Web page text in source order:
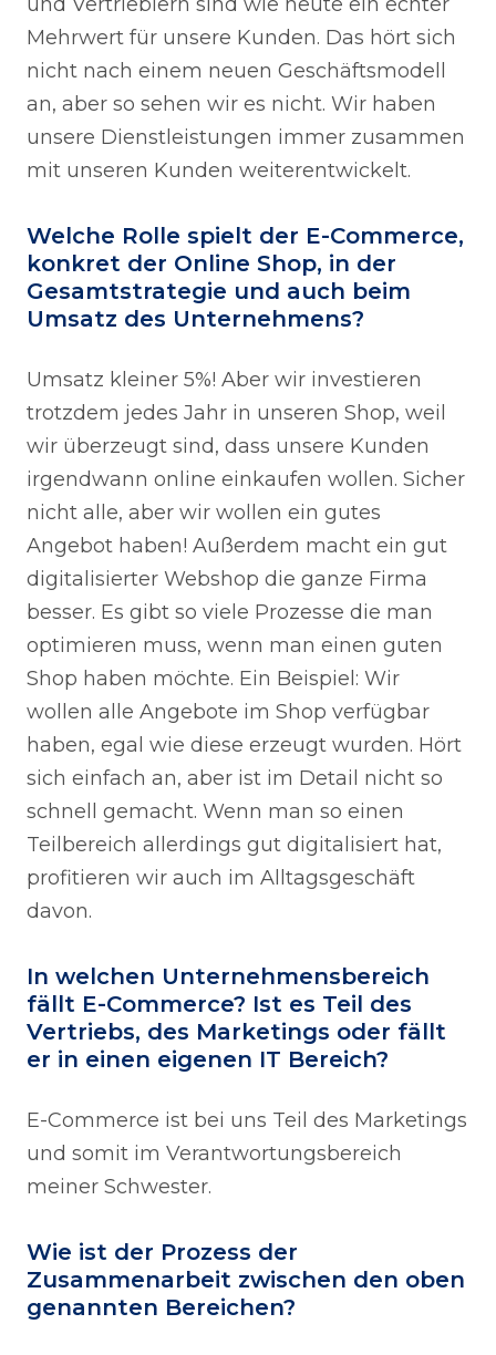
Mehrwert für unsere Kunden. Das hört sich
nicht nach einem neuen Geschäftsmodell
an, aber so sehen wir es nicht. Wir haben
unsere Dienstleistungen immer zusammen
mit unseren Kunden weiterentwickelt.
Welche Rolle spielt der E-Commerce,
konkret der Online Shop, in der
Gesamtstrategie und auch beim
Umsatz des Unternehmens?
Umsatz kleiner 5%! Aber wir investieren
trotzdem jedes Jahr in unseren Shop, weil
wir überzeugt sind, dass unsere Kunden
irgendwann online einkaufen wollen. Sicher
nicht alle, aber wir wollen ein gutes
Angebot haben! Außerdem macht ein gut
digitalisierter Webshop die ganze Firma
besser. Es gibt so viele Prozesse die man
optimieren muss, wenn man einen guten
Shop haben möchte. Ein Beispiel: Wir
wollen alle Angebote im Shop verfügbar
haben, egal wie diese erzeugt wurden. Hört
sich einfach an, aber ist im Detail nicht so
schnell gemacht. Wenn man so einen
Teilbereich allerdings gut digitalisiert hat,
profitieren wir auch im Alltagsgeschäft
davon.
In welchen Unternehmensbereich
fällt E-Commerce? Ist es Teil des
Vertriebs, des Marketings oder fällt
er in einen eigenen IT Bereich?
E-Commerce ist bei uns Teil des Marketings
und somit im Verantwortungsbereich
meiner Schwester.
Wie ist der Prozess der
Zusammenarbeit zwischen den oben
genannten Bereichen?